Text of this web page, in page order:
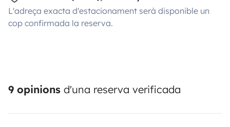
L'adreça exacta d'estacionament serà disponible un
cop confirmada la reserva.
9 opinions d'una reserva verificada